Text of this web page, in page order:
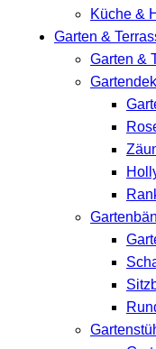
Küche &
Garten &
Garten &